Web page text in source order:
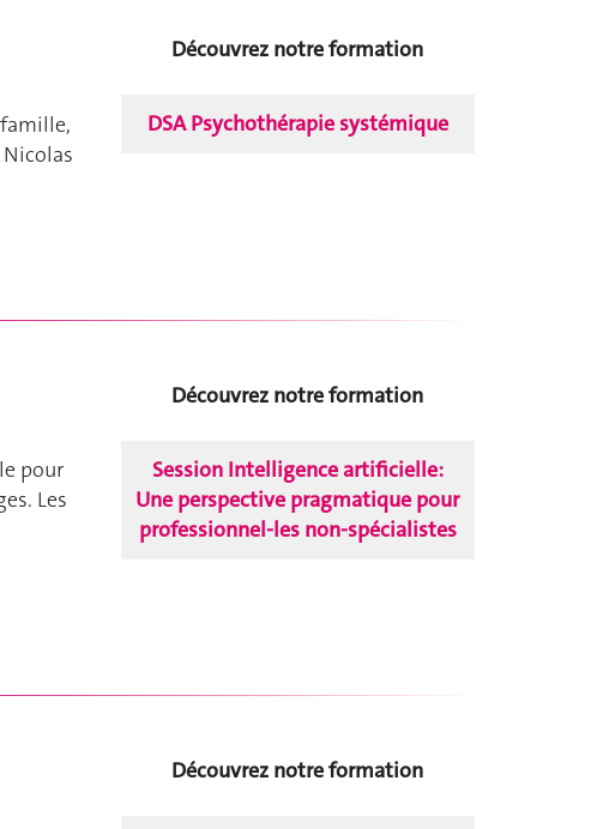
Découvrez notre formation
DSA Psychothérapie systémique
pour
Les
Découvrez notre formation
Session Intelligence artificielle:
Une perspective pragmatique pour
professionnel-les non-spécialistes
Découvrez notre formation